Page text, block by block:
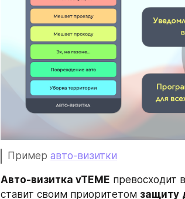
Пример авто-визитки
Авто-визитка vTEME превосходит
ставит своим приоритетом защиту